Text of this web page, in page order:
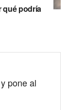
qué podría
pone al